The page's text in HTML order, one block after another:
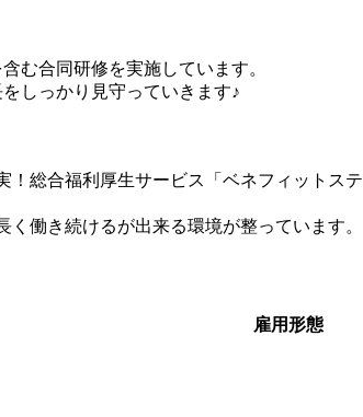
む合同研修を実施しています。
しっかり見守っていきます♪
総合福利厚生サービス「ベネフィットス
働き続けるが出来る環境が整っています。
雇用形態